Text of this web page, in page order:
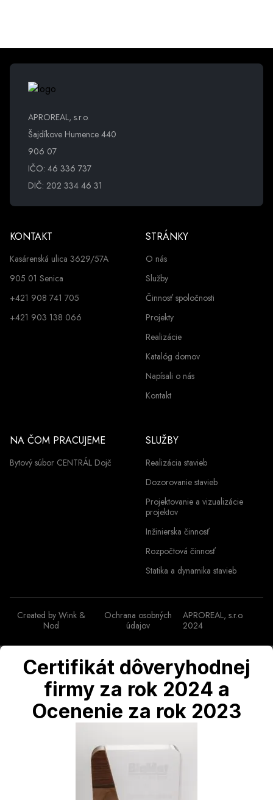
APROREAL, s.r.o.
Šajdíkove Humence 440
906 07
IČO: 46 336 737
DIČ: 202 334 46 31
KONTAKT
Kasárenská ulica 3629/57A
905 01 Senica
+421 908 741 705
+421 903 138 066
STRÁNKY
O nás
Služby
Činnosť spoločnosti
Projekty
Realizácie
Katalóg domov
Napísali o nás
Kontakt
NA ČOM PRACUJEME
Bytový súbor CENTRÁL Dojč
SLUŽBY
Realizácia stavieb
Dozorovanie stavieb
Projektovanie a vizualizácie
projektov
Inžinierska činnosť
Rozpočtová činnosť
Statika a dynamika stavieb
Created byWink &
Nod
Ochrana osobných
údajov
APROREAL, s.r.o.
2024
Certifikát dôveryhodnej
firmy za rok 2024 a
Ocenenie za rok 2023